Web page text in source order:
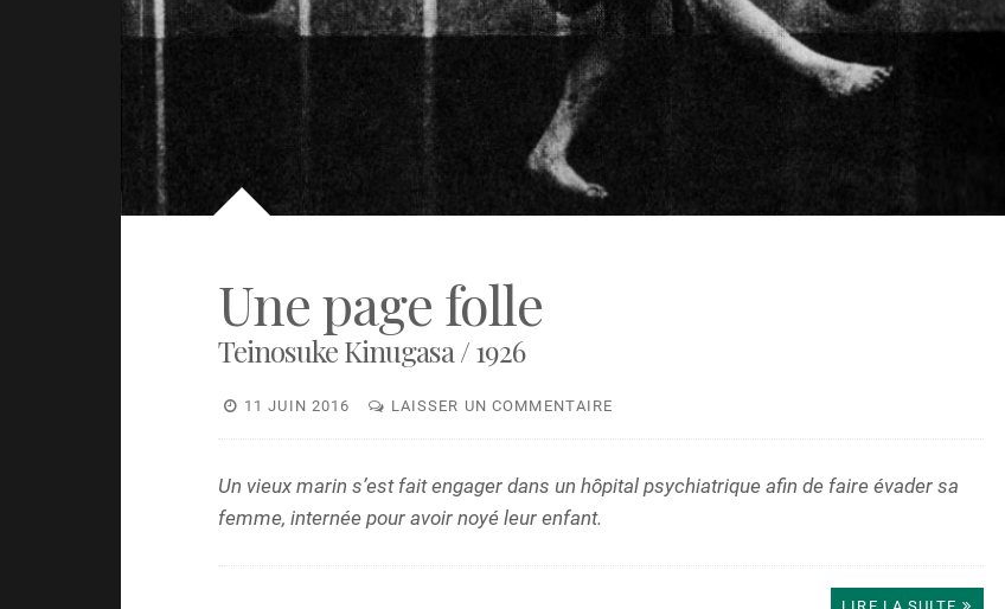
Une page folle
Teinosuke Kinugasa / 1926
11 JUIN 2016 LAISSER UN COMMENTAIRE
Un vieux marin s’est fait engager dans un hôpital psychiatrique afin de faire évader sa
femme, internée pour avoir noyé leur enfant.